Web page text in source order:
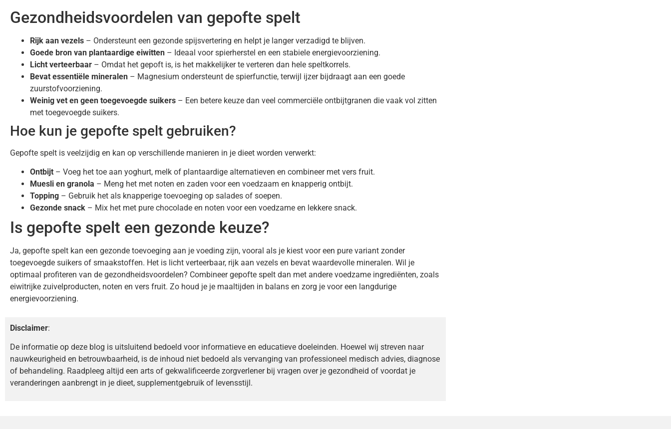
Gezondheidsvoordelen van gepofte spelt
Rijk aan vezels – Ondersteunt een gezonde spijsvertering en helpt je langer verzadigd te blijven.
Goede bron van plantaardige eiwitten – Ideaal voor spierherstel en een stabiele energievoorziening.
Licht verteerbaar – Omdat het gepoft is, is het makkelijker te verteren dan hele speltkorrels.
Bevat essentiële mineralen – Magnesium ondersteunt de spierfunctie, terwijl ijzer bijdraagt aan een goede
zuurstofvoorziening.
Weinig vet en geen toegevoegde suikers – Een betere keuze dan veel commerciële ontbijtgranen die vaak vol zitten
met toegevoegde suikers.
Hoe kun je gepofte spelt gebruiken?
Gepofte spelt is veelzijdig en kan op verschillende manieren in je dieet worden verwerkt:
Ontbijt – Voeg het toe aan yoghurt, melk of plantaardige alternatieven en combineer met vers fruit.
Muesli en granola – Meng het met noten en zaden voor een voedzaam en knapperig ontbijt.
Topping – Gebruik het als knapperige toevoeging op salades of soepen.
Gezonde snack – Mix het met pure chocolade en noten voor een voedzame en lekkere snack.
Is gepofte spelt een gezonde keuze?
Ja, gepofte spelt kan een gezonde toevoeging aan je voeding zijn, vooral als je kiest voor een pure variant zonder
toegevoegde suikers of smaakstoffen. Het is licht verteerbaar, rijk aan vezels en bevat waardevolle mineralen. Wil je
optimaal profiteren van de gezondheidsvoordelen? Combineer gepofte spelt dan met andere voedzame ingrediënten, zoals
eiwitrijke zuivelproducten, noten en vers fruit. Zo houd je je maaltijden in balans en zorg je voor een langdurige
energievoorziening.
Disclaimer:
De informatie op deze blog is uitsluitend bedoeld voor informatieve en educatieve doeleinden. Hoewel wij streven naar
nauwkeurigheid en betrouwbaarheid, is de inhoud niet bedoeld als vervanging van professioneel medisch advies, diagnose
of behandeling. Raadpleeg altijd een arts of gekwalificeerde zorgverlener bij vragen over je gezondheid of voordat je
veranderingen aanbrengt in je dieet, supplementgebruik of levensstijl.